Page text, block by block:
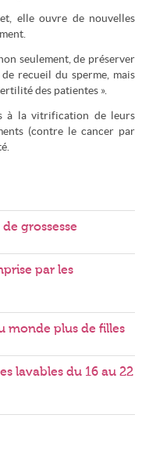
elle ouvre de nouvelles
seulement, de préserver
recueil du sperme, mais
des patientes ».
à la vitrification de leurs
(contre le cancer par
grossesse
par les
monde plus de filles
lavables du 16 au 22